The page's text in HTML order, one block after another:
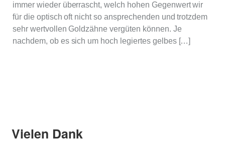
immer wieder überrascht, welch hohen Gegenwert wir
für die optisch oft nicht so ansprechenden und trotzdem
sehr wertvollen Goldzähne vergüten können. Je
nachdem, ob es sich um hoch legiertes gelbes […]
Vielen Dank